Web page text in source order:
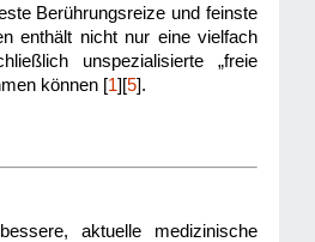
Berührungsreize und feinste
enthält nicht nur eine vielfach
unspezialisierte „freie
können [1][5].
aktuelle medizinische